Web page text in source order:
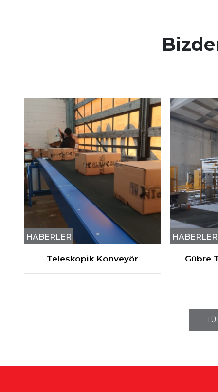
HABERLER
Teleskopik Konveyör
HABERLER
Gübre